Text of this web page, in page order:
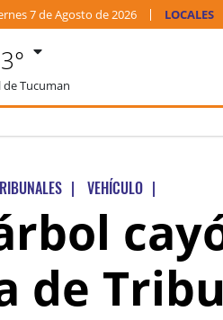
7 deAgosto de 2026 LOCALES
de Tucuman
| VEHÍCULO |
de